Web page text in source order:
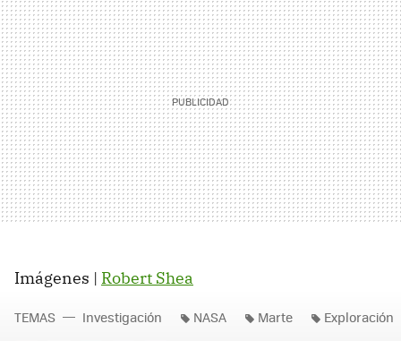
Imágenes | Robert Shea
TEMAS Investigación NASA Marte Exploración